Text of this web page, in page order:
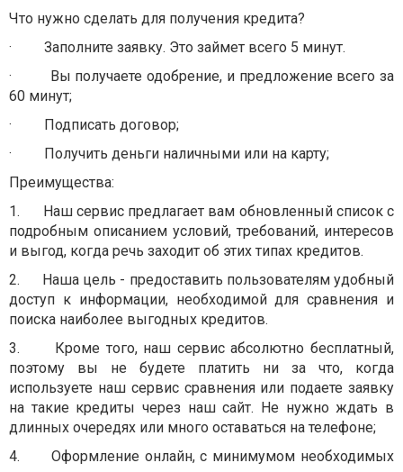
Что нужно сделать для получения кредита?
· Заполните заявку. Это займет всего 5 минут.
· Вы получаете одобрение, и предложение всего за
60 минут;
· Подписать договор;
· Получить деньги наличными или на карту;
Преимущества:
1. Наш сервис предлагает вам обновленный список с
подробным описанием условий, требований, интересов
и выгод, когда речь заходит об этих типах кредитов.
2. Наша цель - предоставить пользователям удобный
доступ к информации, необходимой для сравнения и
поиска наиболее выгодных кредитов.
3. Кроме того, наш сервис абсолютно бесплатный,
поэтому вы не будете платить ни за что, когда
используете наш сервис сравнения или подаете заявку
на такие кредиты через наш сайт. Не нужно ждать в
длинных очередях или много оставаться на телефоне;
4. Оформление онлайн, с минимумом необходимых